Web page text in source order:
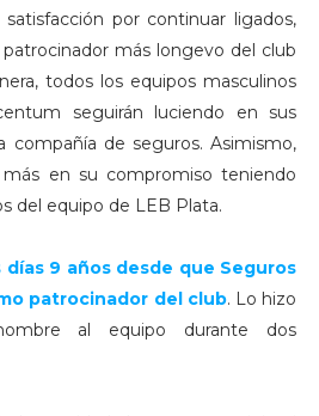
por continuar ligados,
más longevo del club
todos los equipos masculinos
seguirán luciendo en sus
compañía de seguros. Asimismo,
en su compromiso teniendo
del equipo de LEB Plata.
9 años desde que Seguros
patrocinador del club. Lo hizo
al equipo durante dos